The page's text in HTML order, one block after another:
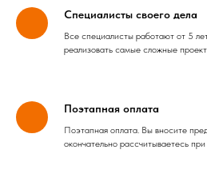
Специалисты своего дела
Все специалисты работают от 5
реализовать самые сложные
Поэтапная оплата
Поэтапная оплата. Вы вносите
окончательно рассчитываетесь